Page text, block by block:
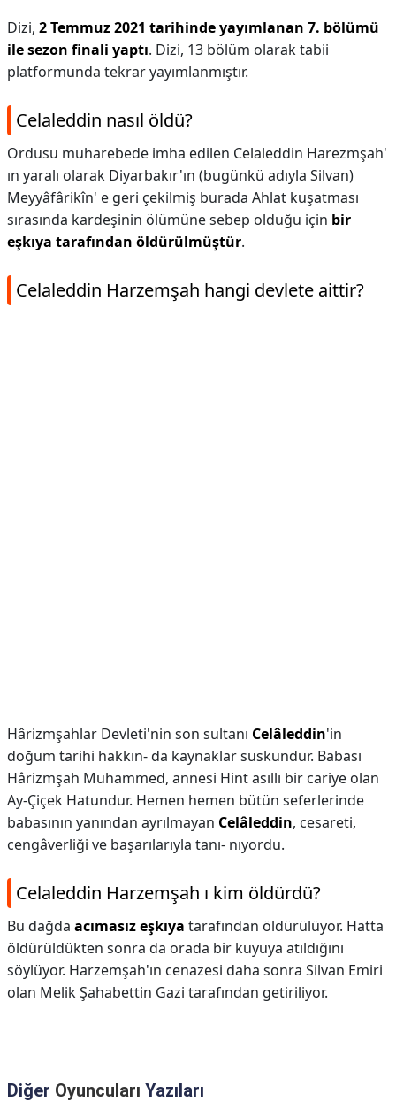
Dizi, 2 Temmuz 2021 tarihinde yayımlanan 7. bölümü
ile sezon finali yaptı. Dizi, 13 bölüm olarak tabii
platformunda tekrar yayımlanmıştır.
Celaleddin nasıl öldü?
Ordusu muharebede imha edilen Celaleddin Harezmşah'
ın yaralı olarak Diyarbakır'ın (bugünkü adıyla Silvan)
Meyyâfârikîn' e geri çekilmiş burada Ahlat kuşatması
sırasında kardeşinin ölümüne sebep olduğu için bir
eşkıya tarafından öldürülmüştür.
Celaleddin Harzemşah hangi devlete aittir?
Hârizmşahlar Devleti'nin son sultanı Celâleddin'in
doğum tarihi hakkın- da kaynaklar suskundur. Babası
Hârizmşah Muhammed, annesi Hint asıllı bir cariye olan
Ay-Çiçek Hatundur. Hemen hemen bütün seferlerinde
babasının yanından ayrılmayan Celâleddin, cesareti,
cengâverliği ve başarılarıyla tanı- nıyordu.
Celaleddin Harzemşah ı kim öldürdü?
Bu dağda acımasız eşkıya tarafından öldürülüyor. Hatta
öldürüldükten sonra da orada bir kuyuya atıldığını
söylüyor. Harzemşah'ın cenazesi daha sonra Silvan Emiri
olan Melik Şahabettin Gazi tarafından getiriliyor.
Diğer Oyuncuları Yazıları